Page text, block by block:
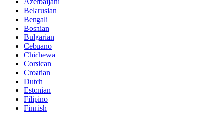
Azerbaijani
Belarusian
Bengali
Bosnian
Bulgarian
Cebuano
Chichewa
Corsican
Croatian
Dutch
Estonian
Filipino
Finnish